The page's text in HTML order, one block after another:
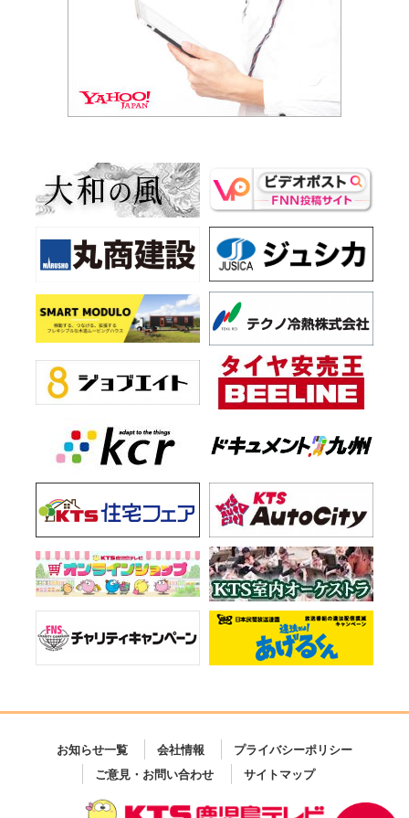
お知らせ一覧 会社情報
プライバシーポリシー
ご意見・お問い合わせ
サイトマップ